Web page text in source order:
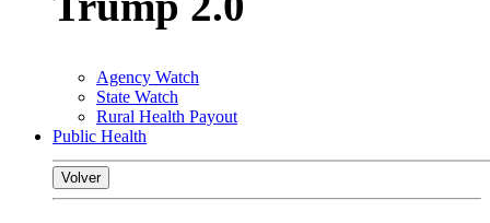
Agency Watch
State Watch
Rural Health Payout
Public Health
Volver